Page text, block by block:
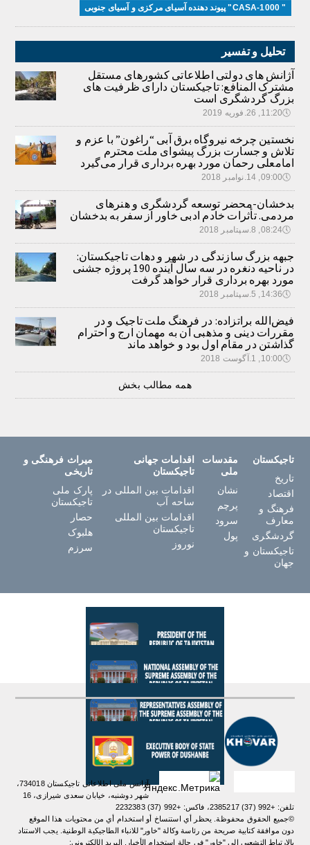
" CASA-1000" پیوند دهنده آسیای مرکزی و آسیای جنوبی
تحلیل و تفسیر
آژانش های دولتی اطلاعاتی کشورهای مستقل
مشترک المنافع: تاجیکستان دارای ظرفیت های
بزرگ گردشگری است
🕔11:20, 26.فوریه 2019
نخستین چرخه نیروگاه برق آبی “راغون” با عزم و
تلاش و جسارت بزرگ پیشوای ملت محترم
امامعلی رحمان مورد بهره برداری قرار می‌گیرد
🕔09:00, 14.نوامبر 2018
بدخشان-محضر توسعه گردشگری و هنرهای
مردمی. تأثرات خادم ادبی خاور از سفر به بدخشان
🕔08:24, 8.سپتامبر 2018
جبهه بزرگ سازندگی در شهر و دهات تاجیکستان:
در ناحیه دنغره در سه سال آینده 190 پروژه جشنی
مورد بهره برداری قرار خواهد گرفت
🕔14:36, 5.سپتامبر 2018
فیض‌الله براتزاده: در فرهنگ ملت تاجیک و در
مقررات دینی و مذهبی آن به مهمان ارج و احترام
گذاشتن در مقام اول بود و خواهد ماند
🕔10:00, 1.آگوست 2018
همه مطالب بخش
تاجیکستان
تاریخ
اقتصاد
فرهنگ و
معارف
گردشگری
تاجیکستان و
جهان
مقدسات
ملی
نشان
پرچم
سرود
پول
اقدامات جهانی
تاجیکستان
اقدامات بین المللی در
ساحه آب
اقدامات بین المللی
تاجیکستان
نوروز
میراث فرهنگی و
تاریخی
پارک ملی
تاجیکستان
حصار
هلبوک
سرزم
آژانس ملی اطلاعاتی تاجیکستان 734018،
شهر دوشنبه، خیابان سعدی شیرازی، 16
تلفن: +992 (37) 2385217، فاکس: +992 (37) 2232383
©جميع الحقوق محفوظة. يحظر أي استنساخ أو استخدام أي من محتويات هذا الموقع
دون موافقة كتابية صريحة من رئاسة وكالة "خاور" للانباء الطاجيكية الوطنية. یجب الاستناد
بالارتباط التشعبي إلى "خاور" في حالة استخدام الأخبار. البريد الإلكتروني: